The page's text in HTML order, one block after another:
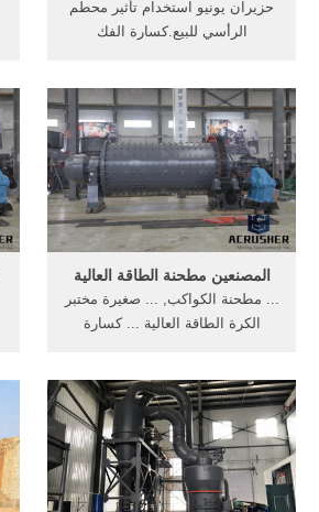
حزيران يونيو استخدام تأثير محطم
الرأسي للبيع.كسارة الفك
المصنعين مطحنة الطاقة العالية
... مطحنة الكواكب, ... صغيرة مختبر
الكرة الطاقة العالية ... كسارة